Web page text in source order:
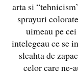
arta si
sprayuri
uimeau pe
intelegeau ce se
sleahta de
celor care ne-